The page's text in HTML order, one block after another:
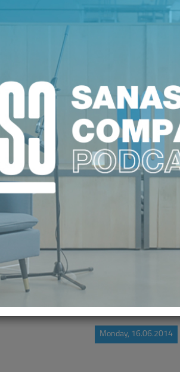
IDIS EN LOS
EN LA LA SANIDAD
Monday, 16.06.2014